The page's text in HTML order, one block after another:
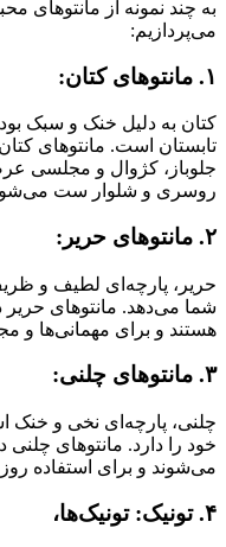
به چند نمونه از مانتوهای
می‌پردازیم:
۱. مانتوهای کتان:
کتان به دلیل خنک و سبک
تابستان است. مانتوهای
جلوباز، کژوال و مجلسی
روسری و شلوار ست
۲. مانتوهای حریر:
حریر، پارچه‌ای لطیف و
شما می‌دهد. مانتوهای
هستند و برای مهمانی‌ها و
۳. مانتوهای چلنی:
چلنی، پارچه‌ای نخی و خنک
خود را دارد. مانتوهای چلنی
می‌شوند و برای استفاده
۴. تونیک: تونیک‌ها،